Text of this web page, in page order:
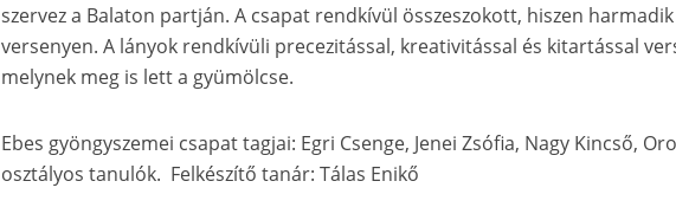
szervez a Balaton partján. A csapat rendkívül összeszokott, hiszen
versenyen. A lányok rendkívüli precezitással, kreativitással és kitartással
melynek meg is lett a gyümölcse.
Ebes gyöngyszemei csapat tagjai: Egri Csenge, Jenei Zsófia, Nagy Kincső,
osztályos tanulók. Felkészítő tanár: Tálas Enikő